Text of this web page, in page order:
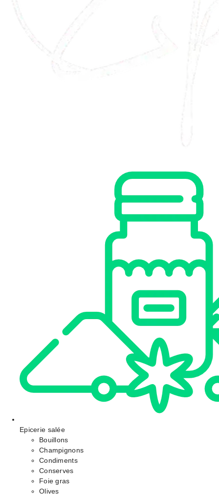
Epicerie salée
Bouillons
Champignons
Condiments
Conserves
Foie gras
Olives